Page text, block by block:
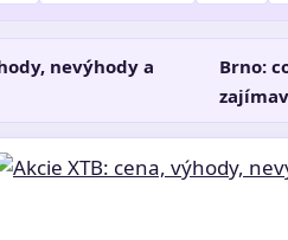
nevýhody a
Brno: